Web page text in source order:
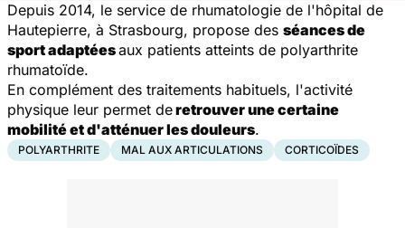
Depuis 2014, le service de rhumatologie de l'hôpital de
Hautepierre, à Strasbourg, propose des séances de
sport adaptéesaux patients atteints de polyarthrite
rhumatoïde.
En complément des traitements habituels, l'activité
physique leur permet deretrouver une certaine
mobilité et d'atténuer les douleurs.
POLYARTHRITE MAL AUX ARTICULATIONS CORTICOÏDES